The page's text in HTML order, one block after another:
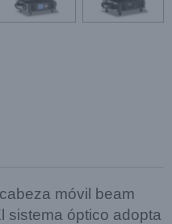
móvil beam
sistema óptico adopta